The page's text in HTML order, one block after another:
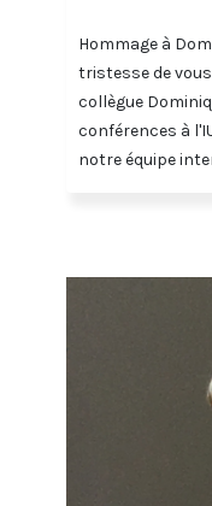
Hommage à
tristesse de
collègue
conférences à
notre équipe